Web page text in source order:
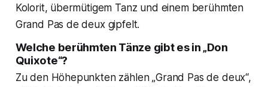
Kolorit, übermütigem Tanz und einem berühmten
Grand Pas de deux gipfelt.
Welche berühmten Tänze gibt es in „Don
Quixote“?
Zu den Höhepunkten zählen „Grand Pas de deux“,